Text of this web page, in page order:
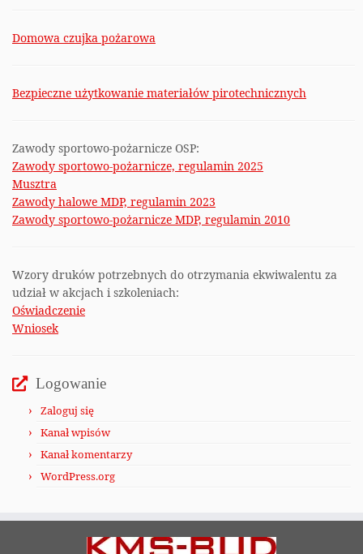
Domowa czujka pożarowa
Bezpieczne użytkowanie materiałów pirotechnicznych
Zawody sportowo-pożarnicze OSP:
Zawody sportowo-pożarnicze, regulamin 2025
Musztra
Zawody halowe MDP, regulamin 2023
Zawody sportowo-pożarnicze MDP, regulamin 2010
Wzory druków potrzebnych do otrzymania ekwiwalentu za
udział w akcjach i szkoleniach:
Oświadczenie
Wniosek
Logowanie
Zaloguj się
Kanał wpisów
Kanał komentarzy
WordPress.org